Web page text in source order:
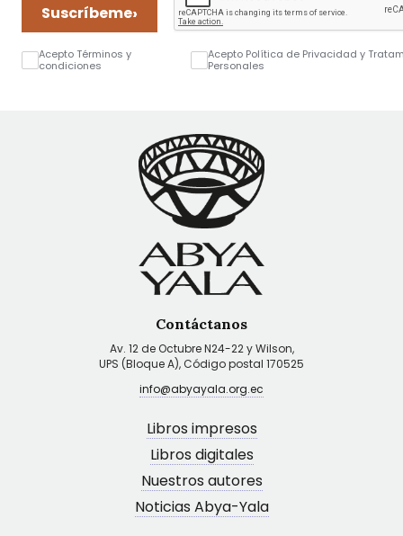
Suscríbeme›
Acepto Términos y
condiciones
Acepto Política de Privacidad y
Personales
Contáctanos
Av. 12 de Octubre N24-22 y Wilson,
UPS (Bloque A), Código postal 170525
info@abyayala.org.ec
Libros impresos
Libros digitales
Nuestros autores
Noticias Abya-Yala